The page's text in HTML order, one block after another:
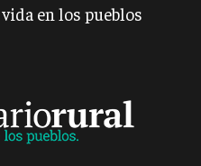
en los pueblos